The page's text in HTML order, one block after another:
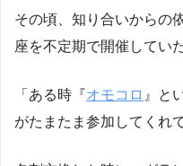
その頃、知り合いからの
座を不定期で開催していた
「ある時『オモコロ 』と
がたまたま参加してくれ